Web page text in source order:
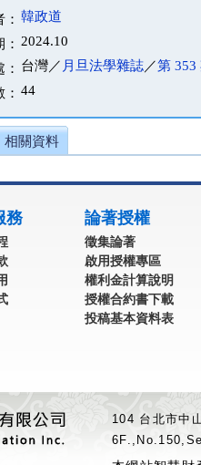
韓政道
2024.10
台灣／ 月旦法學雜誌／第 353
44
相關資料
務 論著授權
徵集論著
啟用授權專區
權利金計算說明
授權合約書下載
投稿基本資料表
104 台北市中